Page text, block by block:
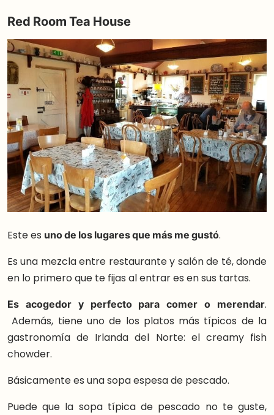
Red Room Tea House
Este es uno de los lugares que más me gustó.
Es una mezcla entre restaurante y salón de té, donde
en lo primero que te fijas al entrar es en sus tartas.
Es acogedor y perfecto para comer o merendar.
Además, tiene uno de los platos más típicos de la
gastronomía de Irlanda del Norte: el creamy fish
chowder.
Básicamente es una sopa espesa de pescado.
Puede que la sopa típica de pescado no te guste,